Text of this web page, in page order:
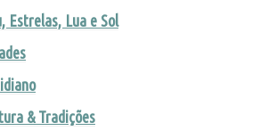
Estrelas, Lua e Sol
& Tradições
Powered by
de Natureza
| ©TRDP